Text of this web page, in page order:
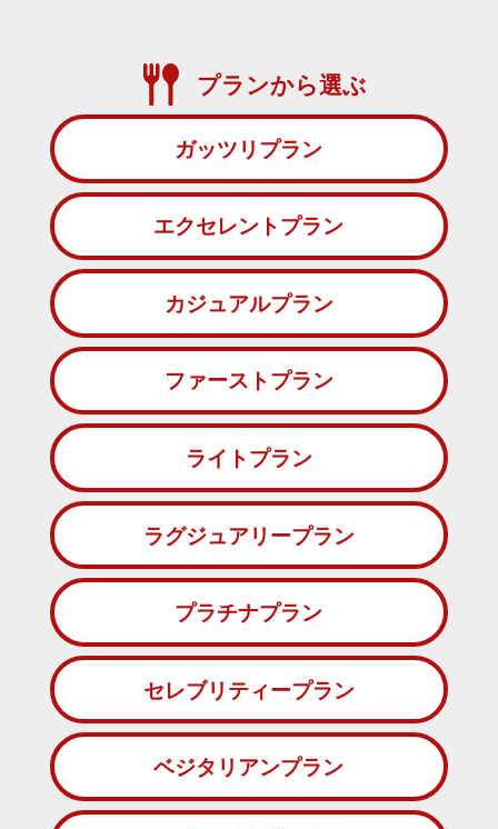
プランから選ぶ
ガッツリプラン
エクセレントプラン
カジュアルプラン
ファーストプラン
ライトプラン
ラグジュアリープラン
プラチナプラン
セレブリティープラン
ベジタリアンプラン